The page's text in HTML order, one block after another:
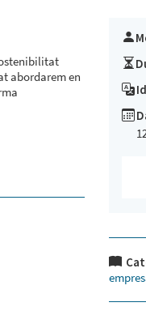
abordarem en